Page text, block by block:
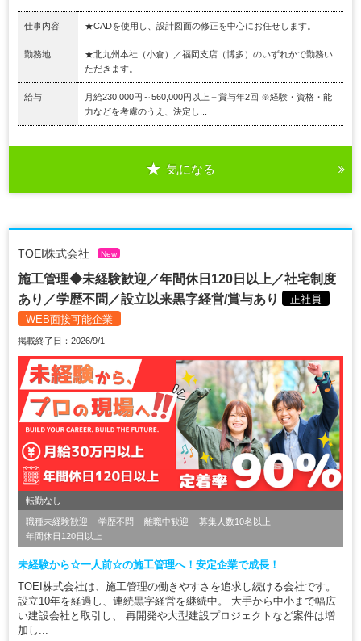
仕事内容 ★CADを使用し、設計図面の修正を中心にお任せします。
勤務地
★北九州本社（小倉）／福岡支店（博多）のいずれかで勤務い
ただきます。
給与
月給230,000円～560,000円以上＋賞与年2回 ※経験・資格・能
力などを考慮のうえ、決定し...
気になる
TOEI株式会社 New
施工管理◆未経験歓迎／年間休日120日以上／社宅制度
あり／学歴不問／設立以来黒字経営/賞与あり
正社員
WEB面接可能企業
掲載終了日：2026/9/1
転勤なし
職種未経験歓迎 学歴不問 離職中歓迎
募集人数10名以上
年間休日120日以上
未経験から☆一人前☆の施工管理へ！安定企業で成長！
TOEI株式会社は、施工管理の働きやすさを追求し続ける会社です。
設立10年を経過し、連続黒字経営を継続中。 大手から中小まで幅広
い建設会社と取引し、 再開発や大型建設プロジェクトなど案件は増
加し...